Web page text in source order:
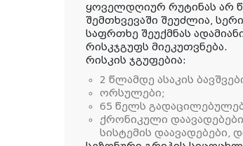
ყოველდღიურ რუტინას არ
შემთხვევაში შეუძლია,
საფრთხე შეუქმნას
რისკჯგუფს მიეკუთვნება.
რისკის ჯგუფებია:
2 წლამდე ასაკის
ორსულები;
65 წელს
ქრონიკული
სისტემის დაავადებები,